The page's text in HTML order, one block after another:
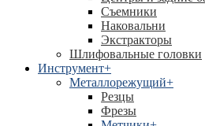
Съемники
Наковальни
Экстракторы
Шлифовальные головки
Инструмент+
Металлорежущий+
Резцы
Фрезы